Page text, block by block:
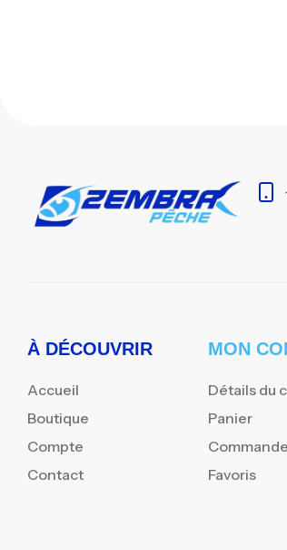
À DÉCOUVRIR
Accueil
Boutique
Compte
Contact
MON
Détails du
Panier
Favoris